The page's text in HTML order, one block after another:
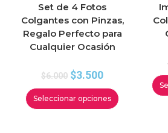
Set de 4 Fotos
Colgantes con Pinzas,
Regalo Perfecto para
Cualquier Ocasión
$6.000 $3.500
Seleccionar opciones